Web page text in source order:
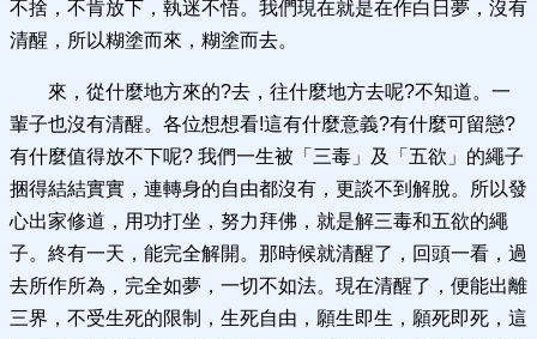
不捨，不肯放下，執迷不悟。我們現在就是在作白日夢，沒有
清醒，所以糊塗而來，糊塗而去。
來，從什麼地方來的?去，往什麼地方去呢?不知道。一
輩子也沒有清醒。各位想想看!這有什麼意義?有什麼可留戀?
有什麼值得放不下呢? 我們一生被「三毒」及「五欲」的繩子
捆得結結實實，連轉身的自由都沒有，更談不到解脫。所以發
心出家修道，用功打坐，努力拜佛，就是解三毒和五欲的繩
子。終有一天，能完全解開。那時候就清醒了，回頭一看，過
去所作所為，完全如夢，一切不如法。現在清醒了，便能出離
三界，不受生死的限制，生死自由，願生即生，願死即死，這